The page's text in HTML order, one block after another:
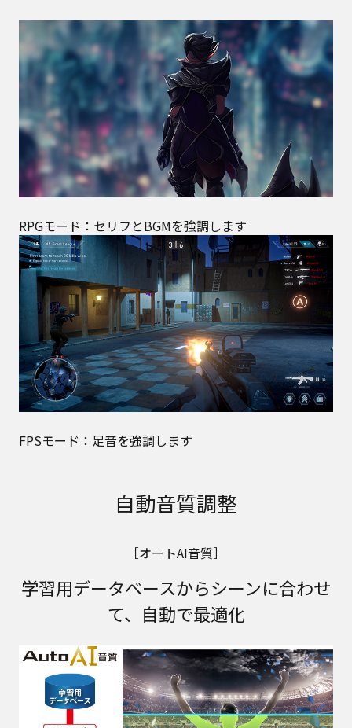
RPGモード：セリフとBGMを強調します
FPSモード：足音を強調します
自動音質調整
［オートAI音質］
学習用データベースからシーンに合わせ
て、自動で最適化